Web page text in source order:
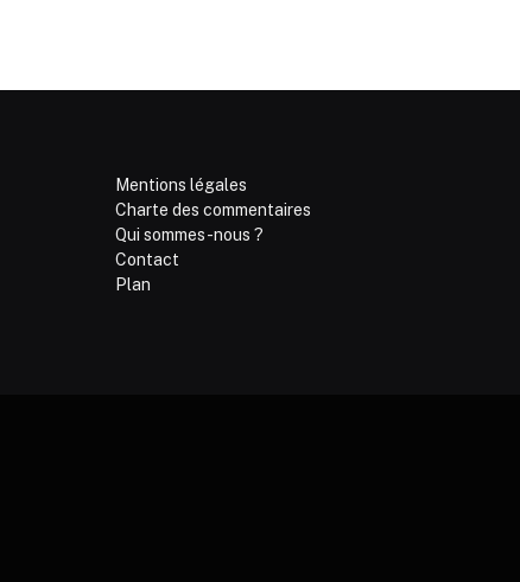
Mentions légales
Charte des commentaires
Qui sommes-nous ?
Contact
Plan